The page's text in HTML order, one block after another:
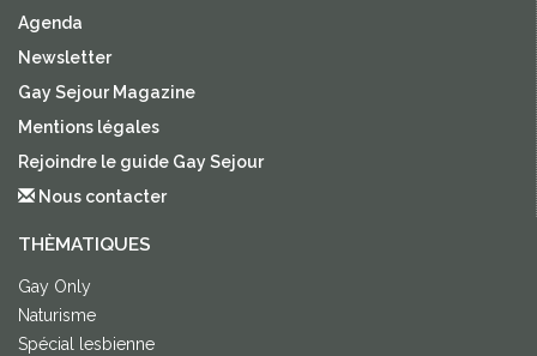
Agenda
Newsletter
Gay Sejour Magazine
Mentions légales
Rejoindre le guide Gay Sejour
Nous contacter
THÈMATIQUES
Gay Only
Naturisme
Spécial lesbienne